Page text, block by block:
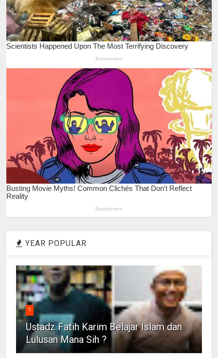
YEAR POPULAR
1
Ustadz Fatih Karim Belajar Islam dan
Lulusan Mana Sih ?